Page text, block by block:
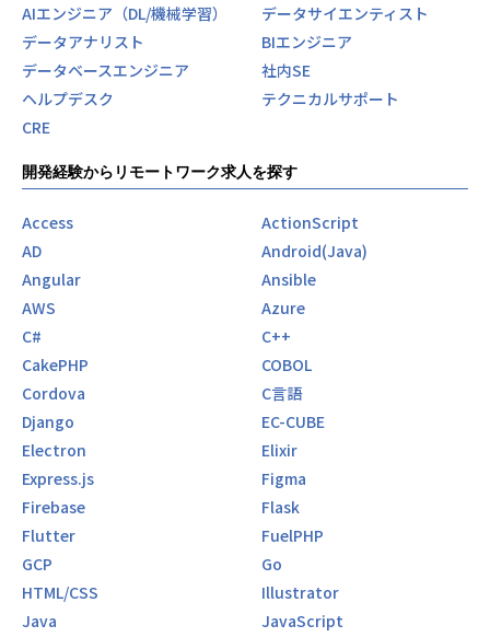
AIエンジニア（DL/機械学習）
データサイエンティスト
データアナリスト
BIエンジニア
データベースエンジニア
社内SE
ヘルプデスク
テクニカルサポート
CRE
開発経験からリモートワーク求人を探す
Access
ActionScript
AD
Android(Java)
Angular
Ansible
AWS
Azure
C#
C++
CakePHP
COBOL
Cordova
C言語
Django
EC-CUBE
Electron
Elixir
Express.js
Figma
Firebase
Flask
Flutter
FuelPHP
GCP
Go
HTML/CSS
Illustrator
Java
JavaScript